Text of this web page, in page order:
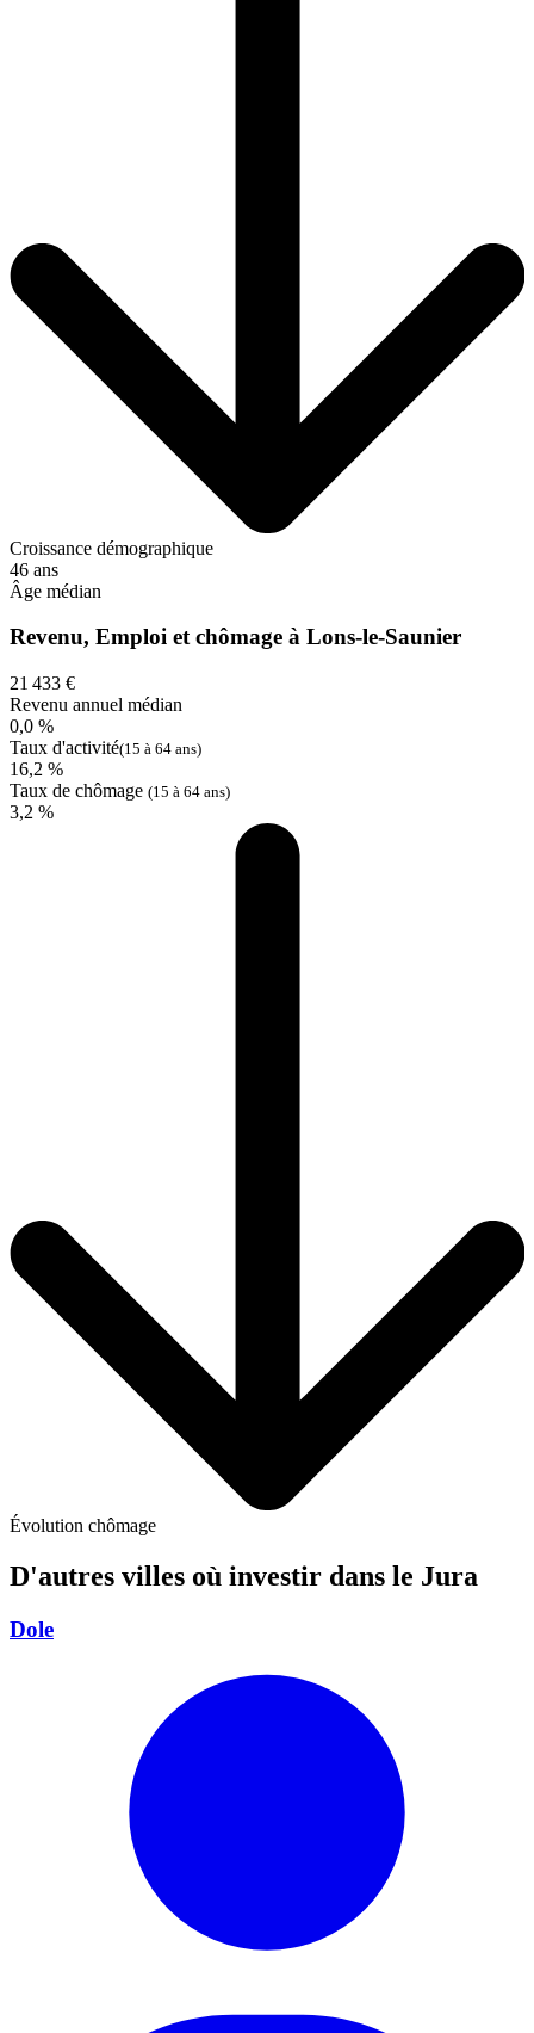
Croissance démographique
46 ans
Âge médian
Revenu, Emploi et chômage à Lons-le-Saunier
21 433 €
Revenu annuel médian
0,0 %
Taux d'activité(15 à 64 ans)
16,2 %
Taux de chômage (15 à 64 ans)
3,2 %
Évolution chômage
D'autres villes où investir dans le Jura
Dole